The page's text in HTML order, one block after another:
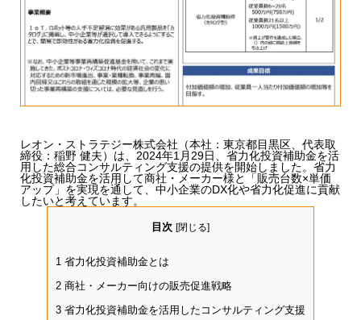
レオン・ストラテジー株式会社（本社：東京都目黒区、代表取
締役：稲野 健夫）は、2024年1月29日、省力化投資補助金を活
用した総合コンサルティング支援の提供を開始しました。省力
化投資補助金を活用して商社・メーカー様と「販売台数×単価
アップ」を実現を通して、中小企業のDX化や省力化促進に貢献
したいと考えています。
目次 [閉じる]
1 省力化投資補助金とは
2 商社・メーカー向けの販売促進戦略
3 省力化投資補助金を活用したコンサルティング支援